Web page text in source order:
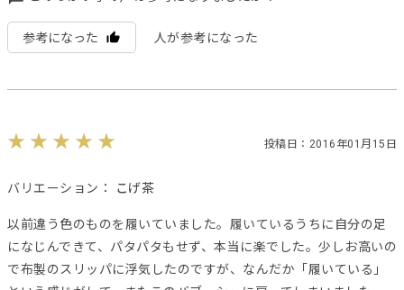
参考になった 人が参考になった
投稿日：2016年01月15日
バリエーション： こげ茶
以前違う色のものを履いていました。履いているうちに自分の足
になじんできて、パタパタもせず、本当に楽でした。少しお高いの
で布製のスリッパに浮気したのですが、なんだか「履いている」